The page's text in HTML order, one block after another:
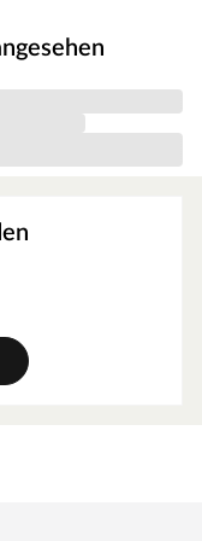
Sandkasten,
am Podest
die Rutsche in
befindet sich an
werden kann.